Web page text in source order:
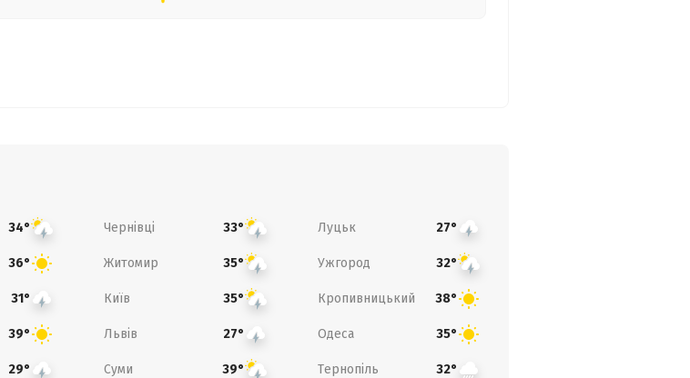
34° Чернівці 33° Луцьк 27°
36° Житомир 35° Ужгород 32°
31° Київ 35° Кропивницький 38°
39° Львів 27° Одеса 35°
29° Суми 39° Тернопіль 32°